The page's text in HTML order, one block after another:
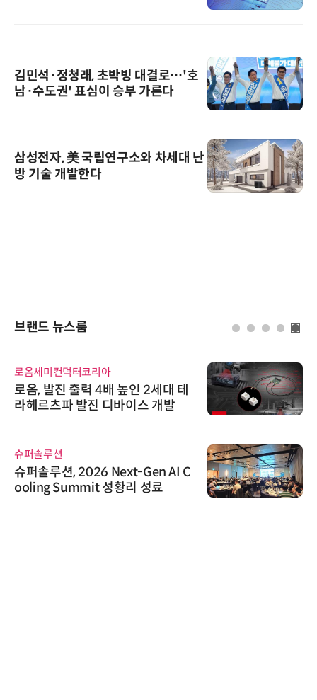
김민석·정청래, 초박빙 대결로…'호
남·수도권' 표심이 승부 가른다
삼성전자, 美 국립연구소와 차세대 난
방 기술 개발한다
브랜드 뉴스룸
세미컨덕터코리아
, 발진 출력 4배 높인 2세대 테
르츠파 발진 디바이스 개발
솔루션
솔루션, 2026 Next-Gen AI C
Summit 성황리 성료
위고
위고
환
씨앤
씨앤
공